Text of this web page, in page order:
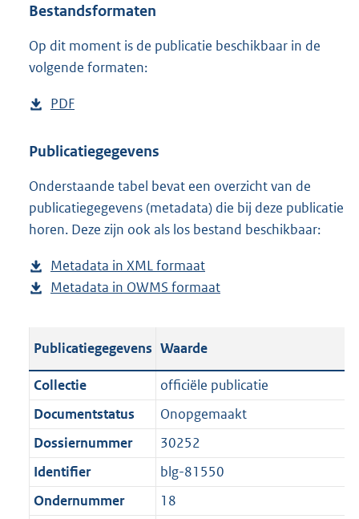
Bestandsformaten
Op dit moment is de publicatie beschikbaar in de
volgende formaten:
D
w
l
o
a
p
u
l
c
t
i
e
n
PDF
s
a
n
d
g
r
o
t
:
8
1
K
Publicatiegegevens
Onderstaande tabel bevat een overzicht van de
publicatiegegevens (metadata) die bij deze publicatie
horen. Deze zijn ook als los bestand beschikbaar:
Metadata in XML formaat
e
a
n
d
s
r
o
Metadata in OWMS formaat
a
n
d
g
r
Publicatiegegevens Waarde
Collectie
officiële publicatie
Documentstatus
Onopgemaakt
Dossiernummer
30252
Identifier
blg-81550
Ondernummer
18